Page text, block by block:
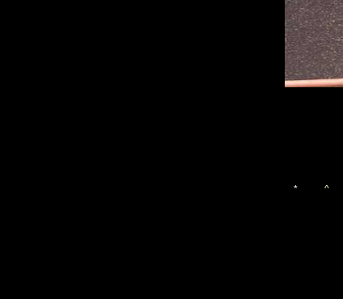
* ^